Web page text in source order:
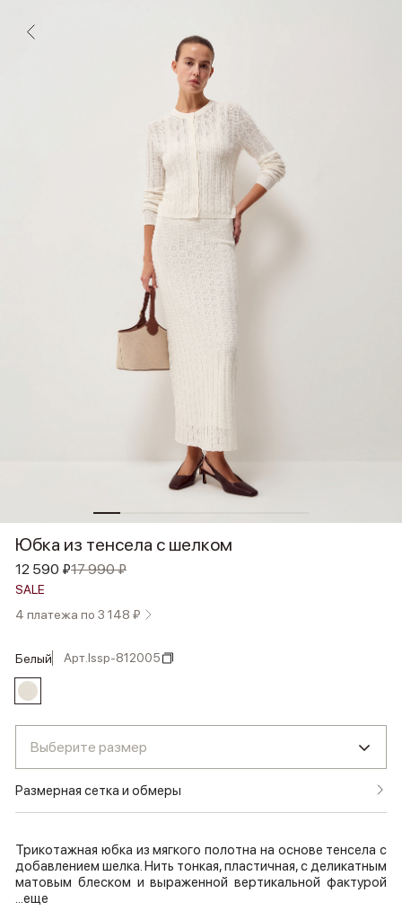
Юбка из тенсела с шелком
12 590 ₽17 990 ₽
SALE
4 платежа по 3 148 ₽
белый Арт.lssp-812005
Выберите размер
Размерная сетка и обмеры
Трикотажная юбка из мягкого полотна на основе тенсела с
добавлением шелка. Нить тонкая, пластичная, с деликатным
матовым блеском и выраженной вертикальной фактурой
...еще